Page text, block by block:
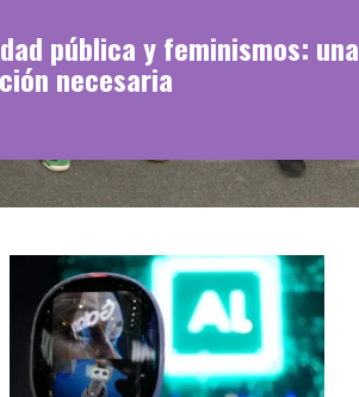
pública y feminismos: una
necesaria